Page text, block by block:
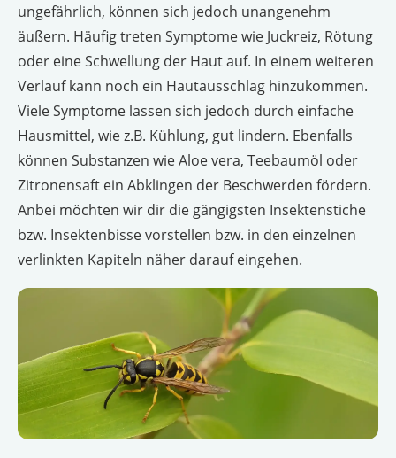
ungefährlich, können sich jedoch unangenehm
äußern. Häufig treten Symptome wie Juckreiz, Rötung
oder eine Schwellung der Haut auf. In einem weiteren
Verlauf kann noch ein Hautausschlag hinzukommen.
Viele Symptome lassen sich jedoch durch einfache
Hausmittel, wie z.B. Kühlung, gut lindern. Ebenfalls
können Substanzen wie Aloe vera, Teebaumöl oder
Zitronensaft ein Abklingen der Beschwerden fördern.
Anbei möchten wir dir die gängigsten Insektenstiche
bzw. Insektenbisse vorstellen bzw. in den einzelnen
verlinkten Kapiteln näher darauf eingehen.